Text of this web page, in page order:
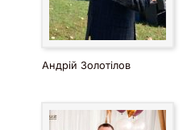
Андрій Золотілов